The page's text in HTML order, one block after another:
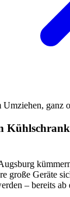
ganz
große Geräte
– bereits